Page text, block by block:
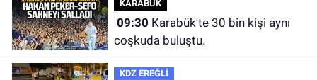
KARABÜK
09:30
coşkuda buluştu.
KDZ EREĞLİ